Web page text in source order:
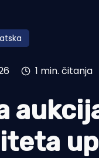
1 min. čitanja